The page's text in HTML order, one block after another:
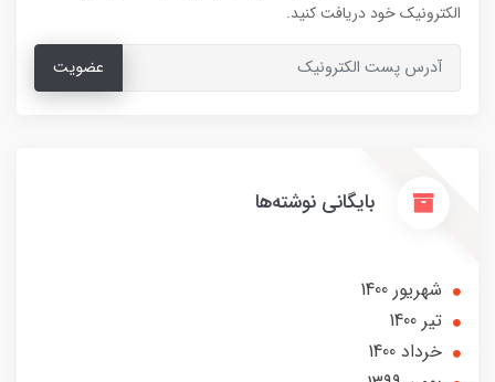
الکترونیک خود دریافت کنید.
عضویت
بایگانی نوشته‌ها
شهریور 1400
تير 1400
خرداد 1400